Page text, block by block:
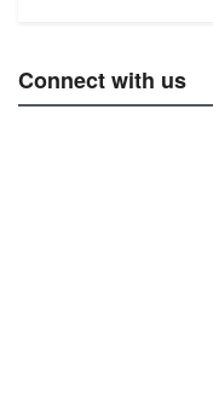
Connect with us